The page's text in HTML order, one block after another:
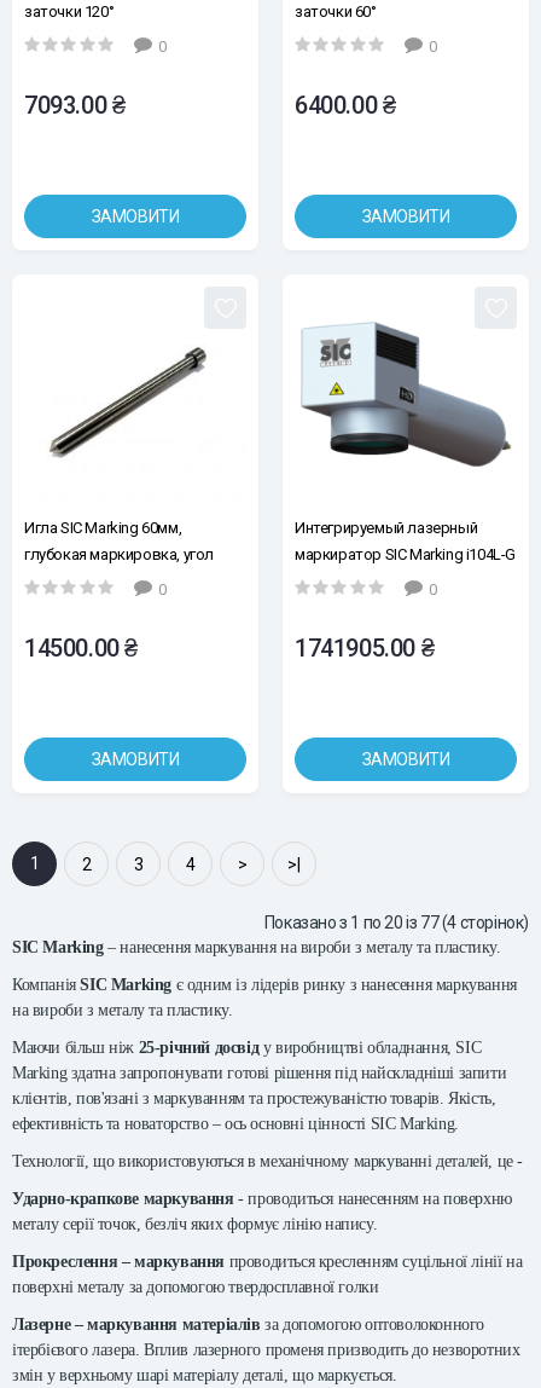
заточки 120°
0
7093.00 ₴
ЗАМОВИТИ
заточки 60°
0
6400.00 ₴
ЗАМОВИТИ
Игла SIC Marking 60мм,
глубокая маркировка, угол
заточки 90°, d=6мм 0
14500.00 ₴
ЗАМОВИТИ
Интегрируемый лазерный
маркиратор SIC Marking i104L-G
, окно 100х100 мм, мощность 20
0
1741905.00 ₴
ЗАМОВИТИ
1 2 3 4 > >|
Показано з 1 по 20 із 77 (4 сторінок)
SIC Marking– нанесення маркування на вироби з металу та пластику.
КомпаніяSIC Marking є одним із лідерів ринку з нанесення маркування
на вироби з металу та пластику.
Маючи більш ніж 25-річний досвіду виробництві обладнання, SIC
Marking здатна запропонувати готові рішення під найскладніші запити
клієнтів, пов'язані з маркуванням та простежуваністю товарів. Якість,
ефективність та новаторство – ось основні цінності SIC Marking.
Технології, що використовуються в механічному маркуванні деталей, це -
Ударно-крапкове маркування - проводиться нанесенням на поверхню
металу серії точок, безліч яких формує лінію напису.
Прокреслення – маркування проводиться кресленням суцільної лінії на
поверхні металу за допомогою твердосплавної голки
Лазерне – маркування матеріалів за допомогою оптоволоконного
ітербієвого лазера. Вплив лазерного променя призводить до незворотних
змін у верхньому шарі матеріалу деталі, що маркується.